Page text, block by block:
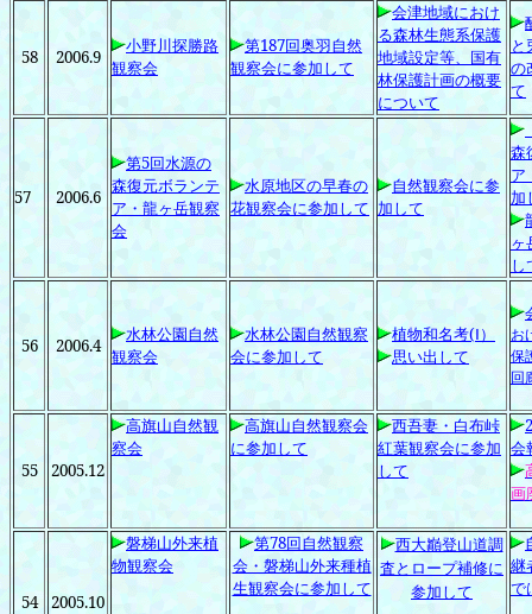
58 2006.9
小野川探勝路
観察会
第187回奥羽自然
観察会に参加して
会津地域におけ
る森林生態系保護
地域設定等、国有
林保護計画の概要
について
と
の
て
57 2006.6
第5回水源の
森復元ボランテ
ア・龍ヶ岳観察
会
水原地区の早春の
花観察会に参加して
自然観察会に参
加して
森
ア
加
ヶ
し
56 2006.4
水林公園自然
観察会
水林公園自然観察
会に参加して
植物和名考(Ⅰ）
思い出して
お
保
回
55 2005.12
高旗山自然観
察会
高旗山自然観察会
に参加して
西吾妻・白布峠
紅葉観察会に参加
して
会
画
54 2005.10
磐梯山外来植
物観察会
第78回自然観察
会・磐梯山外来種植
生観察会に参加して
西大巓登山道調
査とロープ補修に
参加して
継
で